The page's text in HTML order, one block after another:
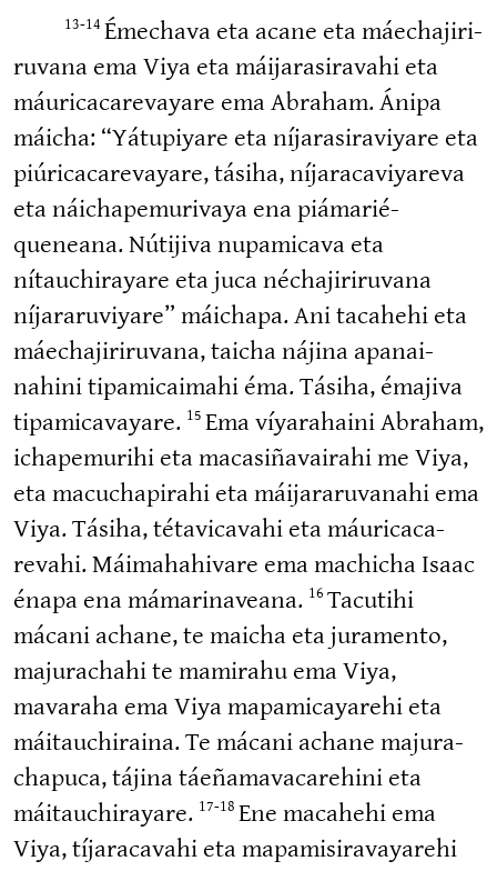
13-14 Émechava eta acane eta máechaji­ri­
ruvana ema Viya eta máijara­si­ravahi eta
máurica­ca­re­vayare ema Abraham. Ánipa
máicha: “Yátupiyare eta níjara­si­ra­viyare eta
piúrica­ca­re­vayare, tásiha, níjara­ca­vi­yareva
eta náichape­mu­rivaya ena piámarié­
queneana. Nútijiva nupamicava eta
nítauchi­rayare eta juca néchaji­ri­ruvana
níjara­ru­viyare” máichapa. Ani tacahehi eta
máechaji­ri­ruvana, taicha nájina apanai­
nahini tipami­caimahi éma. Tásiha, émajiva
tipami­ca­vayare. 15 Ema víyarahaini Abraham,
ichape­murihi eta macasi­ña­vairahi me Viya,
eta macucha­pirahi eta máijara­ru­vanahi ema
Viya. Tásiha, tétavi­cavahi eta máurica­ca­
revahi. Máimaha­hivare ema machicha Isaac
énapa ena mámari­naveana. 16 Tacutihi
mácani achane, te maicha eta juramento,
majurachahi te mamirahu ema Viya,
mavaraha ema Viya mapami­ca­yarehi eta
máitauchiraina. Te mácani achane majura­
chapuca, tájina táeñama­va­ca­rehini eta
máitauchi­rayare. 17-18 Ene macahehi ema
Viya, tíjara­cavahi eta mapami­si­ra­va­yarehi